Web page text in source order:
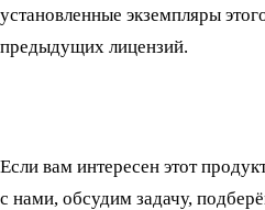
установленные экземпляры
предыдущих лицензий.
Если вам интересен этот
с нами, обсудим задачу,